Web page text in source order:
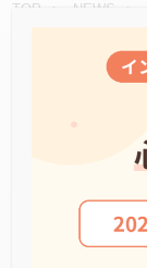
TOP NEWS
山本動物病